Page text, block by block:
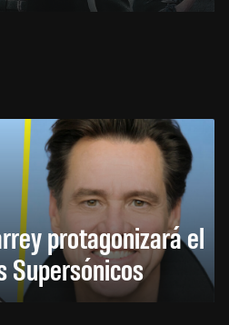
protagonizará el
Supersónicos